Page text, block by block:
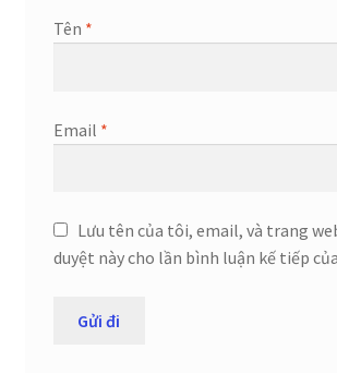
Tên *
Email *
Lưu tên của tôi, email, và trang
duyệt này cho lần bình luận kế tiếp